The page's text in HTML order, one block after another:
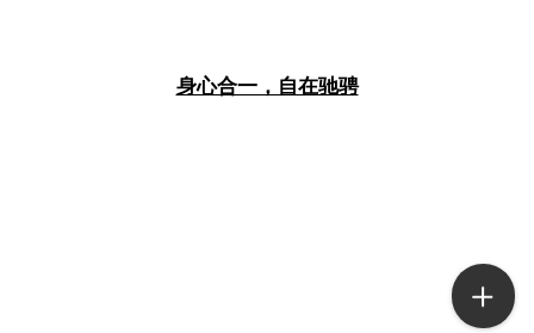
身心合一，自在驰骋